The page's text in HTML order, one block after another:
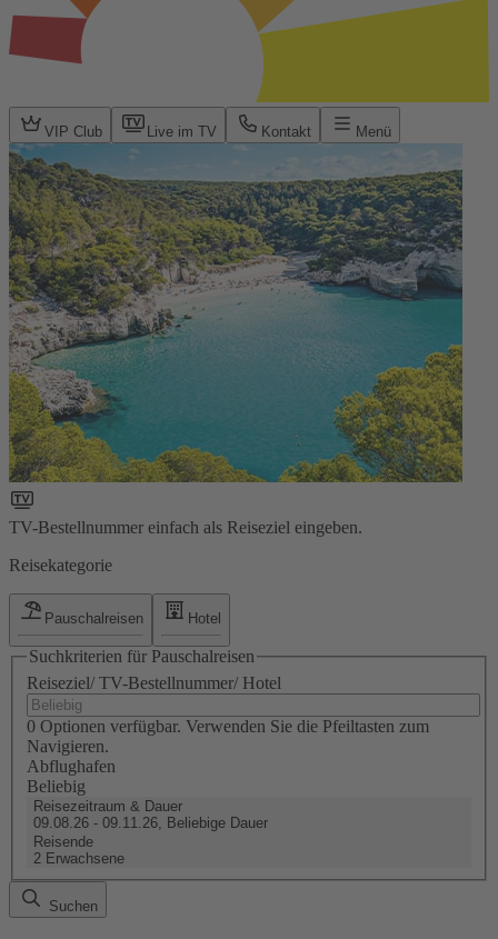
VIP Club Live im TV Kontakt Menü
TV-Bestellnummer einfach als Reiseziel eingeben.
Reisekategorie
Pauschalreisen Hotel
Suchkriterien für Pauschalreisen
Reiseziel/ TV-Bestellnummer/ Hotel
0 Optionen verfügbar. Verwenden Sie die Pfeiltasten zum
Navigieren.
Abflughafen
Beliebig
Reisezeitraum & Dauer
09.08.26 - 09.11.26, Beliebige Dauer
Reisende
2 Erwachsene
Suchen